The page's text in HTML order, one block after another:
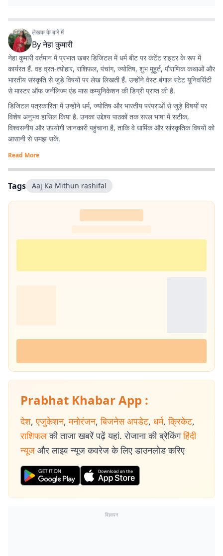
लेखक के बारे में
Byनेहा कुमारी
नेहा कुमारी वर्तमान में प्रभात खबर डिजिटल में धर्म बीट पर कंटेंट राइटर के रूप में
कार्यरत हैं. वह व्रत-त्योहार, राशिफल, पंचांग, ज्योतिष, शुभ मुहूर्त, पौराणिक कथाओं और
भारतीय संस्कृति से जुड़े विषयों पर लेख लिखती हैं. उन्होंने वेस्ट बंगाल स्टेट यूनिवर्सिटी
से मास्टर ऑफ जर्नलिज्म एंड मास कम्युनिकेशन की डिग्री प्राप्त की है.
डिजिटल पत्रकारिता में उन्होंने धर्म, ज्योतिष और भारतीय परंपराओं से जुड़े विषयों पर
विशेष अनुभव हासिल किया है. उनका उद्देश्य पाठकों तक सरल भाषा में सटीक,
विश्वसनीय और उपयोगी जानकारी पहुंचाना है, ताकि वे धार्मिक और सांस्कृतिक विषयों को
आसानी से समझ सकें.
Read More
Tags Aaj Ka Mithun rashifal
Prabhat Khabar App :
देश, एजुकेशन, मनोरंजन, बिजनेस अपडेट, धर्म, क्रिकेट,
राशिफल की ताजा खबरें पढ़ें यहां. रोजाना की ब्रेकिंग हिंदी
न्यूज और लाइव न्यूज कवरेज के लिए डाउनलोड करिए
विज्ञापन